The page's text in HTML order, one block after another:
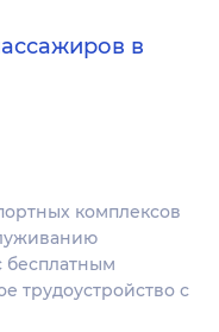
в
комплексов
бесплатным
трудоустройство с